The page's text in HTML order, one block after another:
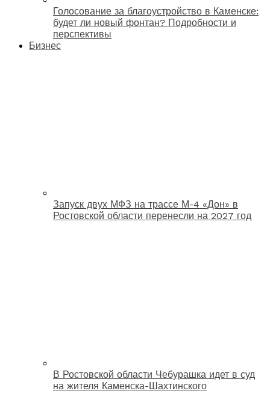
Голосование за благоустройство в Каменске:
будет ли новый фонтан? Подробности и
перспективы
Бизнес
Запуск двух МФЗ на трассе М-4 «Дон» в
Ростовской области перенесли на 2027 год
В Ростовской области Чебурашка идет в суд
на жителя Каменска-Шахтинского